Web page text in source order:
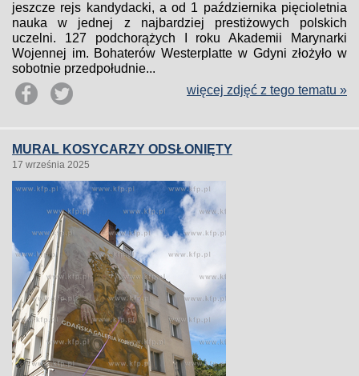
jeszcze rejs kandydacki, a od 1 października pięcioletnia
nauka w jednej z najbardziej prestiżowych polskich
uczelni. 127 podchorążych I roku Akademii Marynarki
Wojennej im. Bohaterów Westerplatte w Gdyni złożyło w
sobotnie przedpołudnie...
więcej zdjęć z tego tematu »
MURAL KOSYCARZY ODSŁONIĘTY
17 września 2025